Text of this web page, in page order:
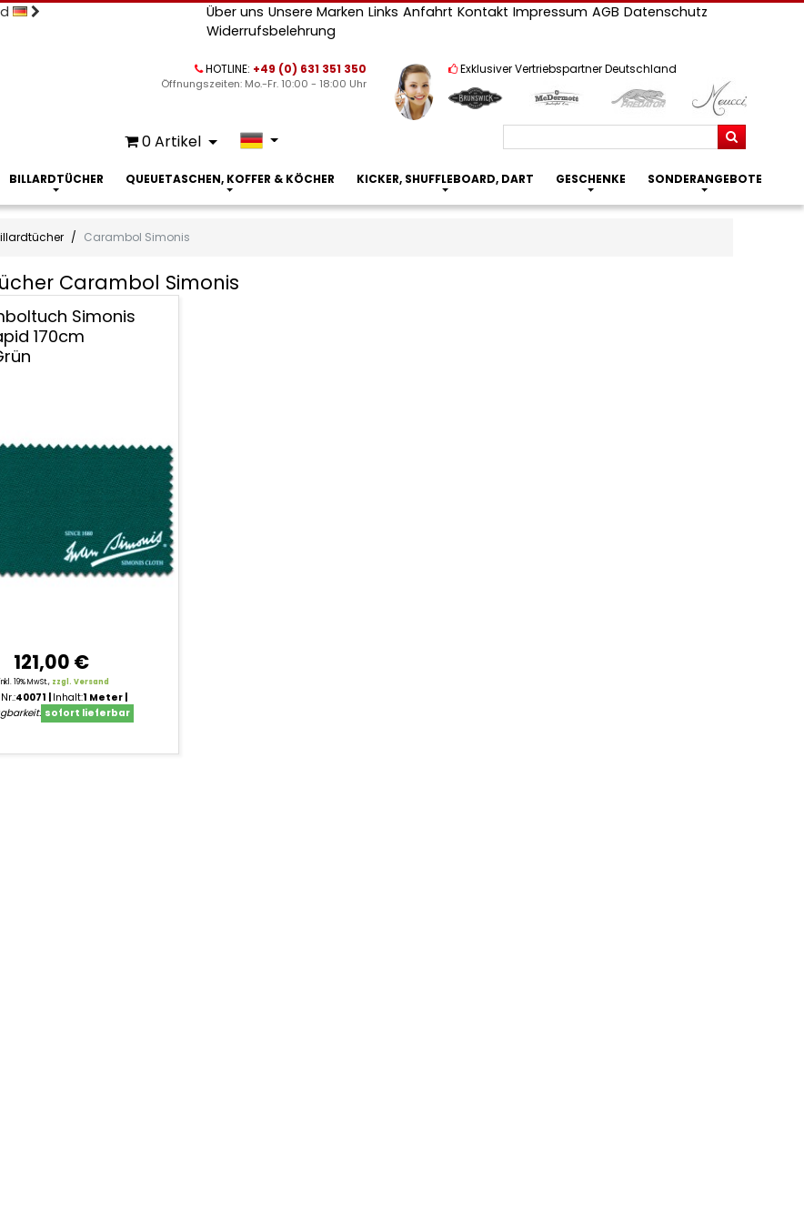
Über uns Unsere Marken Links Anfahrt Kontakt Impressum AGB Datenschutz
Widerrufsbelehrung
Exklusiver Vertriebspartner Deutschland
HOTLINE: +49 (0) 631 351 350
Öffnungszeiten: Mo.-Fr. 10:00 - 18:00 Uhr
0Artikel Suchen
BILLARDTÜCHER QUEUETASCHEN, KOFFER & KÖCHER KICKER, SHUFFLEBOARD, DART GESCHENKE SONDERANGEBOTE
Carambol Simonis
Carambol Simonis
Simonis
121,00 €
inkl. 19% MwSt., zzgl. Versand
40071 Inhalt:1 Meter
sofort lieferbar